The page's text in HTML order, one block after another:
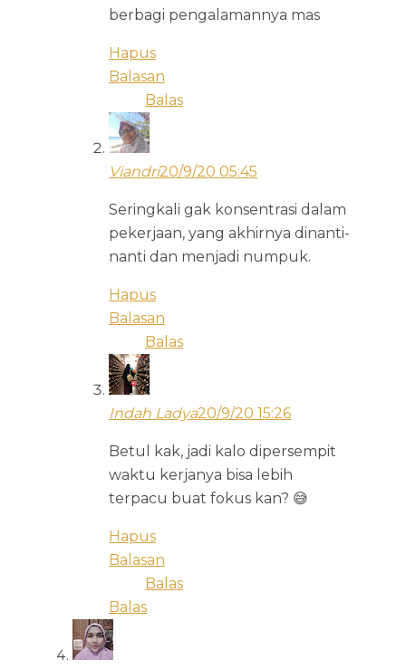
berbagi pengalamannya mas
Hapus
Balasan
Balas
Viandri20/9/20 05:45
Seringkali gak konsentrasi dalam
pekerjaan, yang akhirnya dinanti-
nanti dan menjadi numpuk.
Hapus
Balasan
Balas
Indah Ladya20/9/20 15:26
Betul kak, jadi kalo dipersempit
waktu kerjanya bisa lebih
terpacu buat fokus kan? 😅
Hapus
Balasan
Balas
Balas